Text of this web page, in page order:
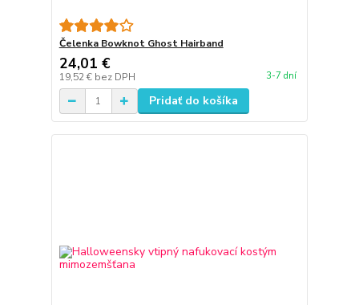
Čelenka Bowknot Ghost Hairband
24,01 €
19,52 € bez DPH 3-7 dní
Pridať do košíka